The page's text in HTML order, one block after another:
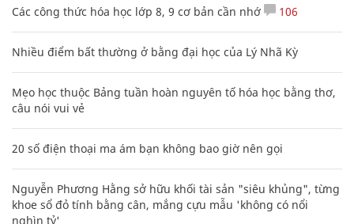
Các công thức hóa học lớp 8, 9 cơ bản cần nhớ 106
Nhiều điểm bất thường ở bằng đại học của Lý Nhã Kỳ
Mẹo học thuộc Bảng tuần hoàn nguyên tố hóa học bằng thơ,
câu nói vui vẻ
20 số điện thoại ma ám bạn không bao giờ nên gọi
Nguyễn Phương Hằng sở hữu khối tài sản "siêu khủng", từng
khoe sổ đỏ tính bằng cân, mắng cựu mẫu 'không có nổi
nghìn tỷ'